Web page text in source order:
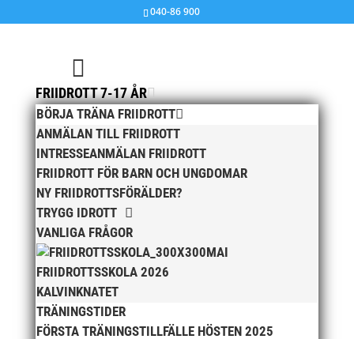
040-86 900
FRIIDROTT 7-17 ÅR
BÖRJA TRÄNA FRIIDROTT
ANMÄLAN TILL FRIIDROTT
INTRESSEANMÄLAN FRIIDROTT
FRIIDROTT FÖR BARN OCH UNGDOMAR
NY FRIIDROTTSFÖRÄLDER?
TRYGG IDROTT
VANLIGA FRÅGOR
MAI
FRIIDROTTSSKOLA 2026
KALVINKNATET
TRÄNINGSTIDER
FÖRSTA TRÄNINGSTILLFÄLLE HÖSTEN 2025
Resultat från veteran-DM i Atleticum den 17/2
2018
avMAI|27 feb, 2018|Ingen kategori
IVDM 3 2018 resultat
Framgångarna fortsätter…
av MAI|27 feb, 2018
Föregående helg var det JSM 19-22 år samt USM för